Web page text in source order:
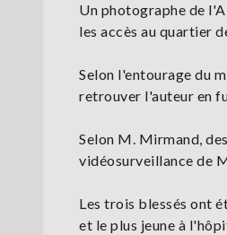
Un photographe de
les accès au quartier
Selon l'entourage du
retrouver l'auteur en
Selon M. Mirmand,
vidéosurveillance de
Les trois blessés ont
et le plus jeune à